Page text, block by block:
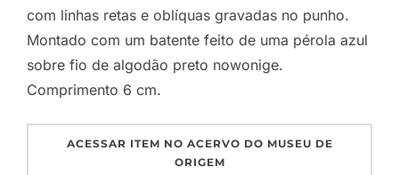
com linhas retas e oblíquas gravadas no punho.
Montado com um batente feito de uma pérola azul
sobre fio de algodão preto nowonige.
Comprimento 6 cm.
ACESSAR ITEM NO ACERVO DO MUSEU DE
ORIGEM